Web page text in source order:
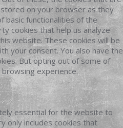
on your browser as they
basic functionalities of the
cookies that help us analyze
website. These cookies will be
your consent. You also have the
But opting out of some of
experience.
essential for the website to
only includes cookies that